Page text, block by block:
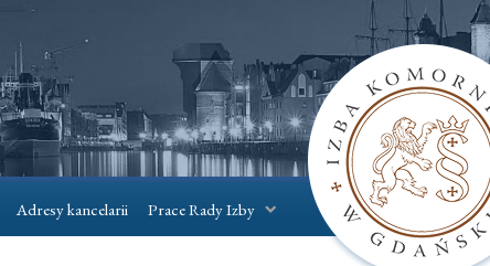
Adresy kancelarii Prace Rady Izby